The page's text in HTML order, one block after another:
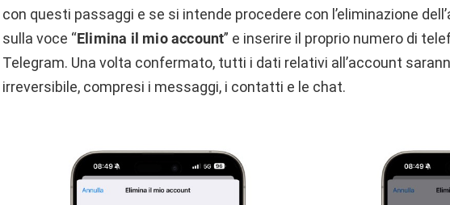
con questi passaggi e se si intende procedere con l’eliminazione
sulla voce “Elimina il mio account” e inserire il proprio numero di
Telegram. Una volta confermato, tutti i dati relativi all’account
irreversibile, compresi i messaggi, i contatti e le chat.